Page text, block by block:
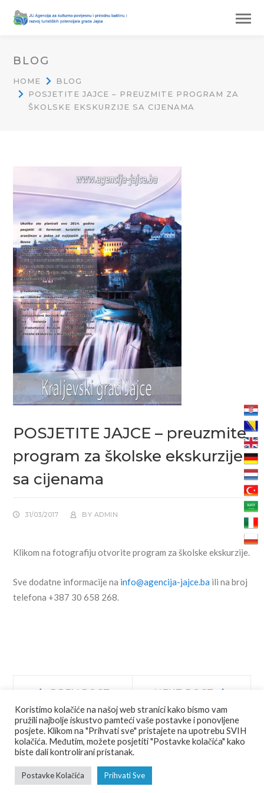
BLOG
HOME
BLOG
POSJETITE JAJCE – PREUZMITE PROGRAM ZA
ŠKOLSKE EKSKURZIJE SA CIJENAMA
POSJETITE JAJCE – preuzmite
program za školske ekskurzije
sa cijenama
31/03/2017 BY ADMIN
Klikom na fotografiju otvorite program za školske ekskurzije.
Sve dodatne informacije na info@agencija-jajce.ba ili na broj
telefona +387 30 658 268.
Navigacija
objava
PREV POST NEXT POST
© COPYRIGHTJU AGENCIJA JAJCE
FOTO
VIDEO RAZGLEDNICE
Koristimo kolačiće na našoj web stranici kako bismo vam
pružili najbolje iskustvo pamteći vaše postavke i ponovljene
posjete. Klikom na "Prihvati sve" pristajete na upotrebu SVIH
kolačića. Međutim, možete posjetiti "Postavke kolačića" kako
biste dali kontrolirani pristanak.
Postavke Kolačića Prihvati Sve